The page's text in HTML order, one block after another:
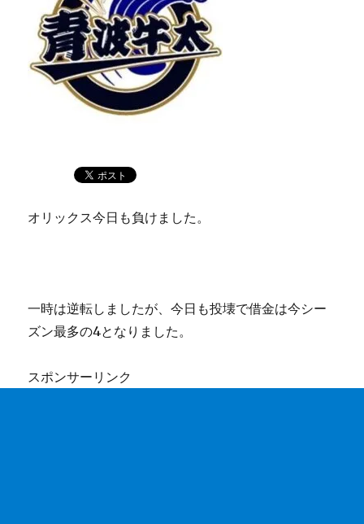
オリックス今日も負けました。
一時は逆転しましたが、今日も投壊で借金は今シー
ズン最多の4となりました。
スポンサーリンク